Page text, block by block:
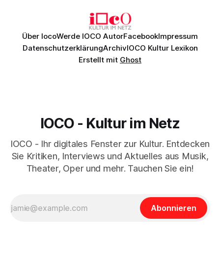
Über IocoWerde IOCO AutorFacebookImpressum
DatenschutzerklärungArchivIOCO Kultur Lexikon
Erstellt mit Ghost
IOCO - Kultur im Netz
IOCO - Ihr digitales Fenster zur Kultur. Entdecken
Sie Kritiken, Interviews und Aktuelles aus Musik,
Theater, Oper und mehr. Tauchen Sie ein!
Abonnieren